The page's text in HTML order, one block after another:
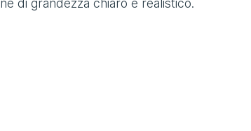
di grandezza chiaro e realistico.